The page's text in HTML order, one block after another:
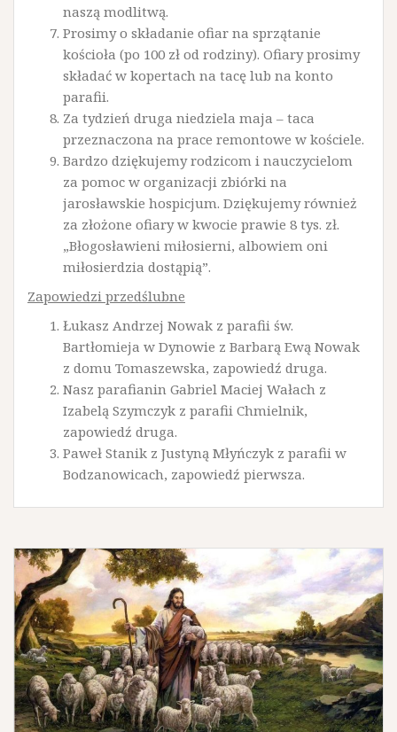
naszą modlitwą.
Prosimy o składanie ofiar na sprzątanie
kościoła (po 100 zł od rodziny). Ofiary prosimy
składać w kopertach na tacę lub na konto
parafii.
Za tydzień druga niedziela maja – taca
przeznaczona na prace remontowe w kościele.
Bardzo dziękujemy rodzicom i nauczycielom
za pomoc w organizacji zbiórki na
jarosławskie hospicjum. Dziękujemy również
za złożone ofiary w kwocie prawie 8 tys. zł.
„Błogosławieni miłosierni, albowiem oni
miłosierdzia dostąpią”.
Zapowiedzi przedślubne
Łukasz Andrzej Nowak z parafii św.
Bartłomieja w Dynowie z Barbarą Ewą Nowak
z domu Tomaszewska, zapowiedź druga.
Nasz parafianin Gabriel Maciej Wałach z
Izabelą Szymczyk z parafii Chmielnik,
zapowiedź druga.
Paweł Stanik z Justyną Młyńczyk z parafii w
Bodzanowicach, zapowiedź pierwsza.